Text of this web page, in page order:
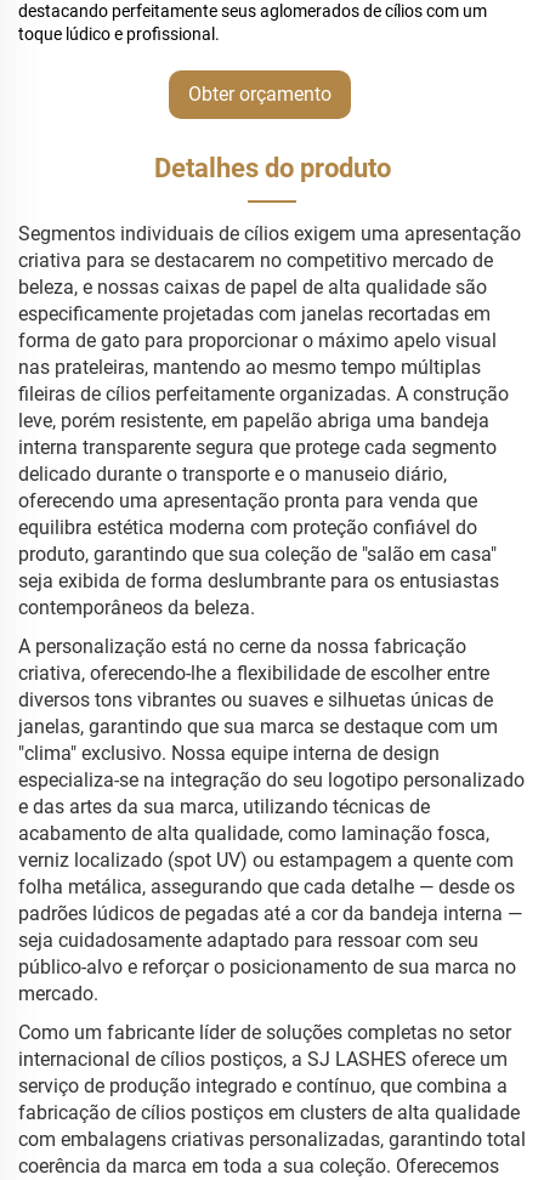
destacando perfeitamente seus aglomerados de cílios com um
toque lúdico e profissional.
Obter orçamento
Detalhes do produto
Segmentos individuais de cílios exigem uma apresentação
criativa para se destacarem no competitivo mercado de
beleza, e nossas caixas de papel de alta qualidade são
especificamente projetadas com janelas recortadas em
forma de gato para proporcionar o máximo apelo visual
nas prateleiras, mantendo ao mesmo tempo múltiplas
fileiras de cílios perfeitamente organizadas. A construção
leve, porém resistente, em papelão abriga uma bandeja
interna transparente segura que protege cada segmento
delicado durante o transporte e o manuseio diário,
oferecendo uma apresentação pronta para venda que
equilibra estética moderna com proteção confiável do
produto, garantindo que sua coleção de "salão em casa"
seja exibida de forma deslumbrante para os entusiastas
contemporâneos da beleza.
A personalização está no cerne da nossa fabricação
criativa, oferecendo-lhe a flexibilidade de escolher entre
diversos tons vibrantes ou suaves e silhuetas únicas de
janelas, garantindo que sua marca se destaque com um
"clima" exclusivo. Nossa equipe interna de design
especializa-se na integração do seu logotipo personalizado
e das artes da sua marca, utilizando técnicas de
acabamento de alta qualidade, como laminação fosca,
verniz localizado (spot UV) ou estampagem a quente com
folha metálica, assegurando que cada detalhe — desde os
padrões lúdicos de pegadas até a cor da bandeja interna —
seja cuidadosamente adaptado para ressoar com seu
público-alvo e reforçar o posicionamento de sua marca no
mercado.
Como um fabricante líder de soluções completas no setor
internacional de cílios postiços, a SJ LASHES oferece um
serviço de produção integrado e contínuo, que combina a
fabricação de cílios postiços em clusters de alta qualidade
com embalagens criativas personalizadas, garantindo total
coerência da marca em toda a sua coleção. Oferecemos